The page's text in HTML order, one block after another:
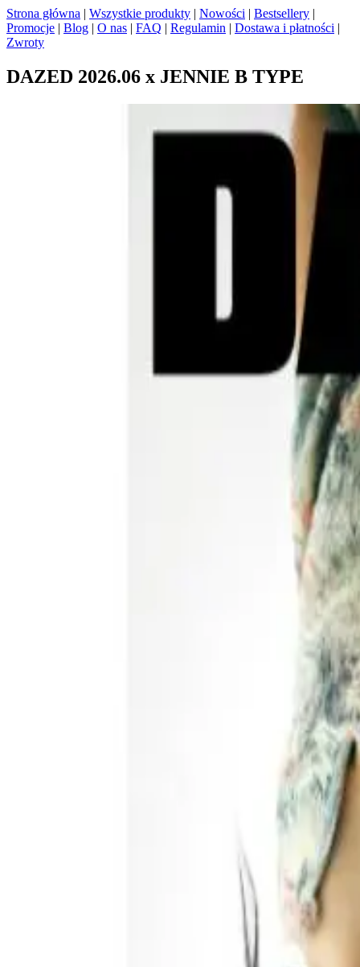
Strona główna | Wszystkie produkty | Nowości | Bestsellery |
Promocje | Blog | O nas | FAQ | Regulamin | Dostawa i płatności |
Zwroty
DAZED 2026.06 x JENNIE B TYPE